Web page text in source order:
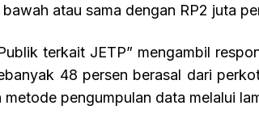
atau sama dengan RP2 juta
terkait JETP” mengambil
48 persen berasal dari
pengumpulan data melalui